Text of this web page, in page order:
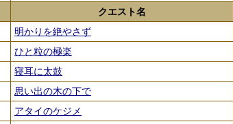
クエスト名
明かりを絶やさず
ひと粒の極楽
寝耳に太鼓
思い出の木の下で
アタイのケジメ